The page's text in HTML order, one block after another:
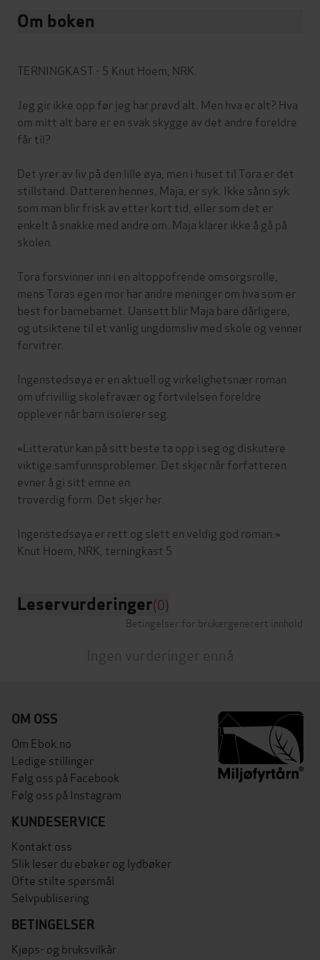
Om boken
TERNINGKAST - 5 Knut Hoem, NRK.
Jeg gir ikke opp før jeg har prøvd alt. Men hva er alt? Hva
om mitt alt bare er en svak skygge av det andre foreldre
får til?
Det yrer av liv på den lille øya, men i huset til Tora er det
stillstand. Datteren hennes, Maja, er syk. Ikke sånn syk
som man blir frisk av etter kort tid, eller som det er
enkelt å snakke med andre om. Maja klarer ikke å gå på
skolen.
Tora forsvinner inn i en altoppofrende omsorgsrolle,
mens Toras egen mor har andre meninger om hva som er
best for barnebarnet. Uansett blir Maja bare dårligere,
og utsiktene til et vanlig ungdomsliv med skole og venner
forvitrer.
Ingenstedsøya er en aktuell og virkelighetsnær roman
om ufrivillig skolefravær og fortvilelsen foreldre
opplever når barn isolerer seg.
«Litteratur kan på sitt beste ta opp i seg og diskutere
viktige samfunnsproblemer. Det skjer når forfatteren
evner å gi sitt emne en
troverdig form. Det skjer her.
Ingenstedsøya er rett og slett en veldig god roman.»
Leservurderinger(0)
Betingelser for brukergenerert innhold
Ingen vurderinger ennå
OM OSS
Om Ebok.no
Ledige stillinger
Følg oss på Facebook
Følg oss på Instagram
KUNDESERVICE
Kontakt oss
Slik leser du ebøker og lydbøker
Ofte stilte spørsmål
Selvpublisering
BETINGELSER
Kjøps- og bruksvilkår